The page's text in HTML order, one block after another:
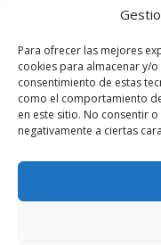
Para ofrecer las mejores
cookies para almacenar y/
consentimiento de estas
como el comportamiento
en este sitio. No consentir
negativamente a ciertas